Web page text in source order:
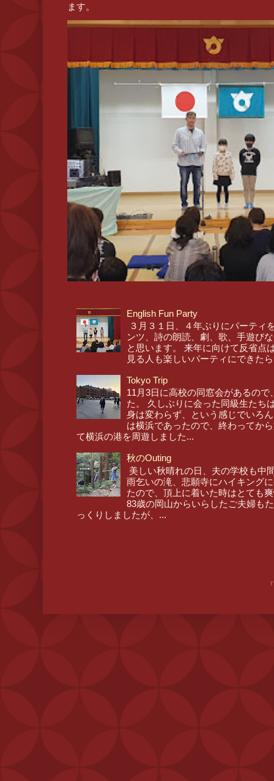
ます。
English Fun Party
３月３１日、４年ぶりにパーティ
ンツ、詩の朗読、劇、歌、手遊び
と思います。 来年に向けて反省点
見る人も楽しいパーティにできた
Tokyo Trip
11月3日に高校の同窓会があるの
た。 久しぶりに会った同級生たち
身は変わらず、という感じでいろ
は横浜であったので、終わってか
て横浜の港を周遊しました...
秋のOuting
美しい秋晴れの日、夫の学校も中
雨乞いの滝、悲願寺にハイキング
たので、頂上に着いた時はとても
83歳の岡山からいらしたご夫婦も
っくりしましたが、...